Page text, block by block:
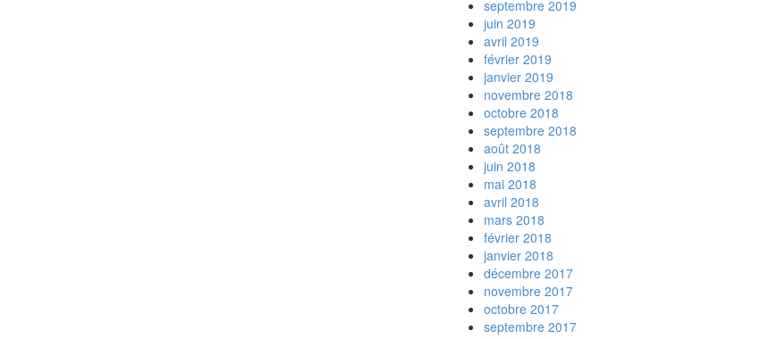
septembre 2019
juin 2019
avril 2019
février 2019
janvier 2019
novembre 2018
octobre 2018
septembre 2018
août 2018
juin 2018
mai 2018
avril 2018
mars 2018
février 2018
janvier 2018
décembre 2017
novembre 2017
octobre 2017
septembre 2017